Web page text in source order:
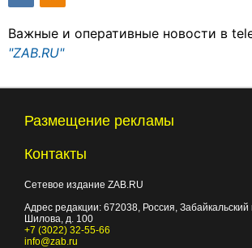
Важные и оперативные новости в
"ZAB.RU"
Размещение рекламы
Контакты
Сетевое издание ZAB.RU
Адрес редакции: 672038 , Россия, Забайкальский
Шилова, д. 100
+7 (3022) 32-55-66
info@zab.ru